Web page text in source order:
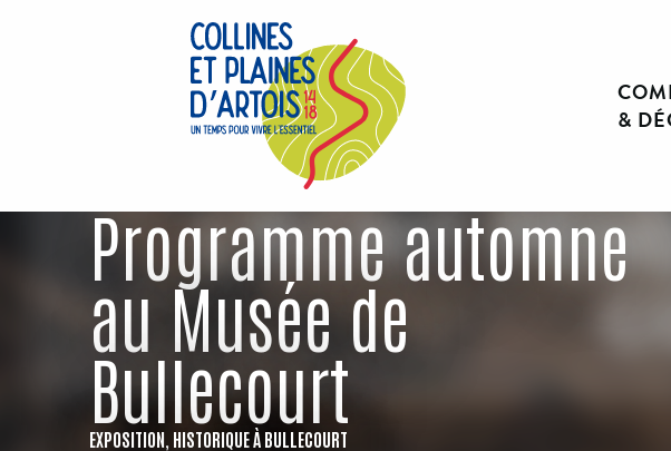
&
Programme automne
au Musée de
Bullecourt
EXPOSITION, HISTORIQUEÀ BULLECOURT